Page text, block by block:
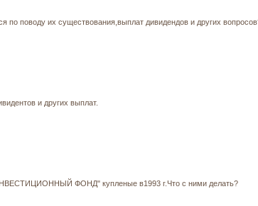
поводу их существования,выплат дивидендов и других
и других выплат.
ФОНД" купленые в1993 г.Что с ними делать?